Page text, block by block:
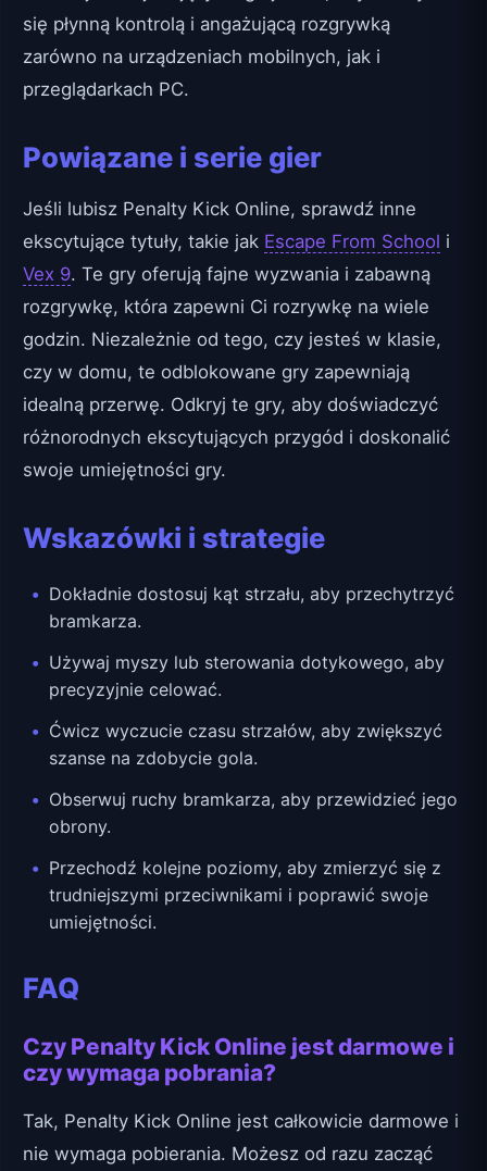
się płynną kontrolą i angażującą rozgrywką
zarówno na urządzeniach mobilnych, jak i
przeglądarkach PC.
Powiązane i serie gier
Jeśli lubisz Penalty Kick Online, sprawdź inne
ekscytujące tytuły, takie jak Escape From School i
Vex 9. Te gry oferują fajne wyzwania i zabawną
rozgrywkę, która zapewni Ci rozrywkę na wiele
godzin. Niezależnie od tego, czy jesteś w klasie,
czy w domu, te odblokowane gry zapewniają
idealną przerwę. Odkryj te gry, aby doświadczyć
różnorodnych ekscytujących przygód i doskonalić
swoje umiejętności gry.
Wskazówki i strategie
Dokładnie dostosuj kąt strzału, aby przechytrzyć
bramkarza.
Używaj myszy lub sterowania dotykowego, aby
precyzyjnie celować.
Ćwicz wyczucie czasu strzałów, aby zwiększyć
szanse na zdobycie gola.
Obserwuj ruchy bramkarza, aby przewidzieć jego
obrony.
Przechodź kolejne poziomy, aby zmierzyć się z
trudniejszymi przeciwnikami i poprawić swoje
umiejętności.
FAQ
Czy Penalty Kick Online jest darmowe i
czy wymaga pobrania?
Tak, Penalty Kick Online jest całkowicie darmowe i
nie wymaga pobierania. Możesz od razu zacząć